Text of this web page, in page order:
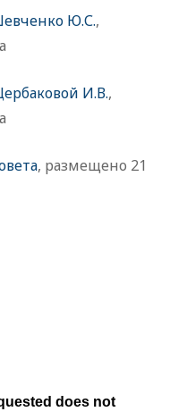
Ю.С.,
И.В.,
, размещено 21